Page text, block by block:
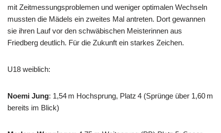
mit Zeitmessungsproblemen und weniger optimalen Wechseln
mussten die Mädels ein zweites Mal antreten. Dort gewannen
sie ihren Lauf vor den schwäbischen Meisterinnen aus
Friedberg deutlich. Für die Zukunft ein starkes Zeichen.
U18 weiblich:
Noemi Jung: 1,54 m Hochsprung, Platz 4 (Sprünge über 1,60 m
bereits im Blick)